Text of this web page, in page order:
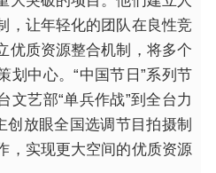
，让年轻化的团队在良性竞
优质资源整合机制，将多个
划中心。“中国节日”系列节
文艺部“单兵作战”到全台力
创放眼全国选调节目拍摄制
，实现更大空间的优质资源